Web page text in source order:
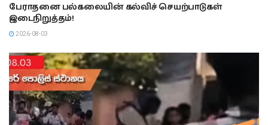
பேராதனை பல்கலையின் கல்விச் செயற்பாடுகள்
இடைநிறுத்தம்!
2026-08-03